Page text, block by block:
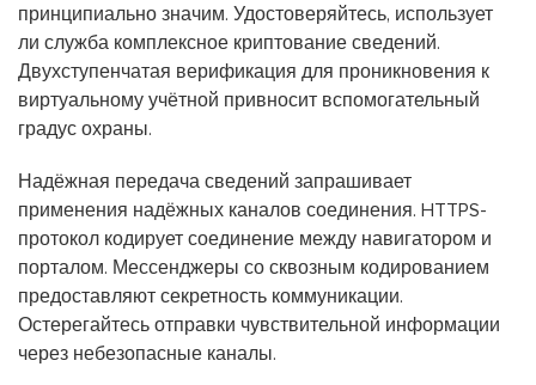
принципиально значим. Удостоверяйтесь, использует
ли служба комплексное криптование сведений.
Двухступенчатая верификация для проникновения к
виртуальному учётной привносит вспомогательный
градус охраны.
Надёжная передача сведений запрашивает
применения надёжных каналов соединения. HTTPS-
протокол кодирует соединение между навигатором и
порталом. Мессенджеры со сквозным кодированием
предоставляют секретность коммуникации.
Остерегайтесь отправки чувствительной информации
через небезопасные каналы.